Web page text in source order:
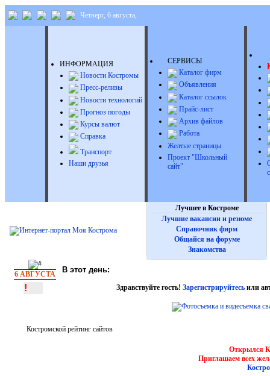
Четверг, 6 августа,
ИНФОРМАЦИЯ
Новости Костромы
Пресс-релизы
Новости технологий
Прогноз погоды
Курсы валют
Справка
Транспорт
Наши друзья
СЕРВИСЫ
Каталог фирм
Объявления
Каталог ссылок
Прайс-лист
Архив файлов
Работа
Желтые страницы
Проект "Школьный
сайт"
Лучшее в Костроме
Лучшие вакансии и резюме
Справочник фирм
Общайся на форуме
Знакомства
6 АВГУСТА В этот день:
! Здравствуйте гость! Зарегистрируйтесьили
Костромской рейтинг сайтов
Открылся
Приглашаем всех